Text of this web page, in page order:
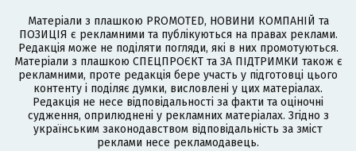
Матеріали з плашкою PROMOTED, НОВИНИ КОМПАНІЙ та
ПОЗИЦІЯ є рекламними та публікуються на правах реклами.
Редакція може не поділяти погляди, які в них промотуються.
Матеріали з плашкою СПЕЦПРОЄКТ та ЗА ПІДТРИМКИ також є
рекламними, проте редакція бере участь у підготовці цього
контенту і поділяє думки, висловлені у цих матеріалах.
Редакція не несе відповідальності за факти та оціночні
судження, оприлюднені у рекламних матеріалах. Згідно з
українським законодавством відповідальність за зміст
реклами несе рекламодавець.